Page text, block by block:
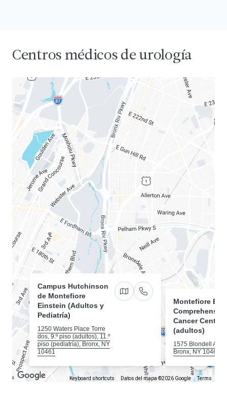
Centros médicos de urología
Campus Hutchinson
de Montefiore
Einstein (Adultos y
Pediatría)
1250 Waters Place Torre
dos, 9.º piso (adultos), 11.º
piso (pediatría), Bronx, NY
10461
Direcciones a 1250 Waters
LlámenosMontefiore
Comprehensive
Cancer Center
(adultos)
1575 Blondell
Bronx, NY 10461
Keyboard shortcuts Datos del mapa ©2026 Google Terms